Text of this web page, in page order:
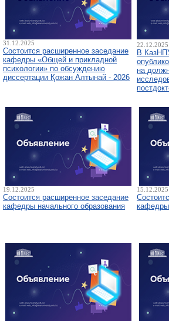
31.12.2025
Состоится расширенное заседание
кафедры «Общей и прикладной
психологии» по обсуждению
диссертации Қожан Алтынай - 2026
22.12.2025
В
на
19.12.2025
Состоится расширенное заседание
кафедры начального образования
15.12.2025
кафедры